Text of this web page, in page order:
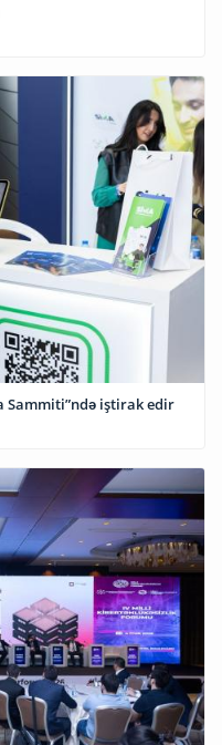
Sammiti”ndə iştirak edir